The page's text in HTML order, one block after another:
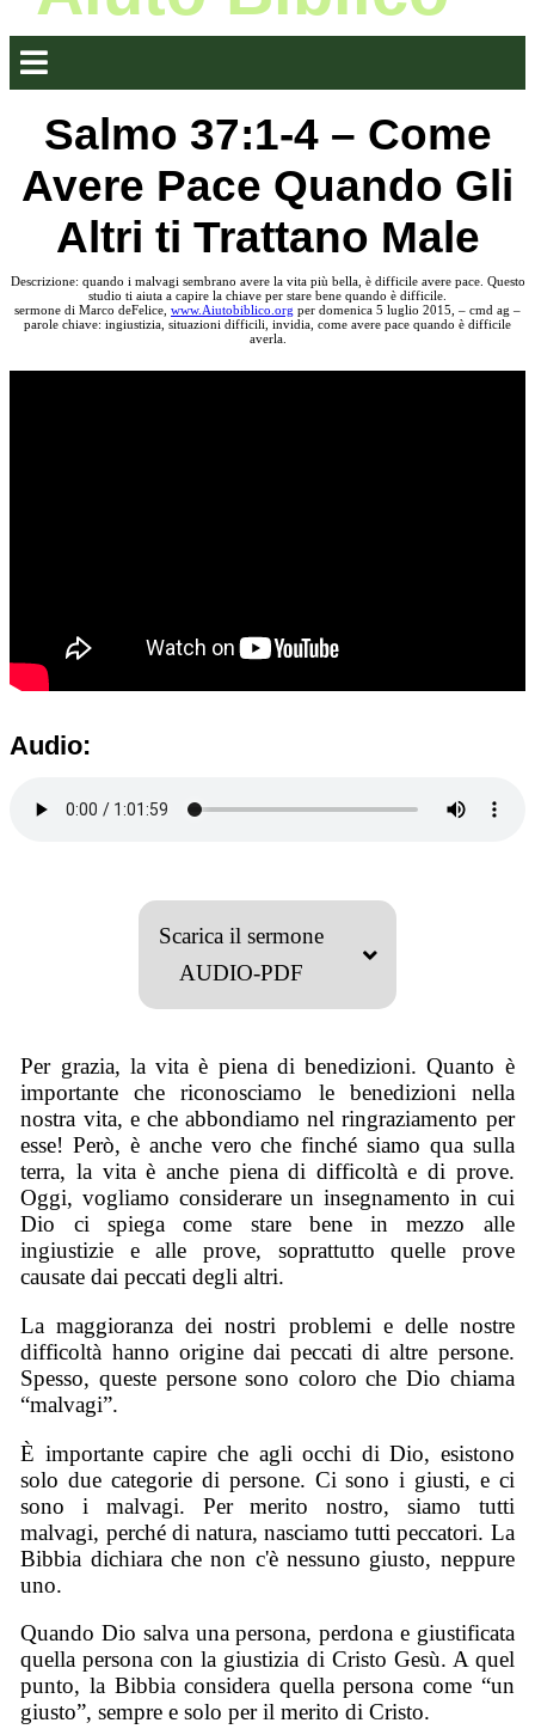
Salmo 37:1-4 – Come
Avere Pace Quando Gli
Altri ti Trattano Male
Descrizione: quando i malvagi sembrano avere la vita più bella, è difficile avere pace. Questo
studio ti aiuta a capire la chiave per stare bene quando è difficile.
sermone di Marco deFelice, www.Aiutobiblico.org per domenica 5 luglio 2015, – cmd ag –
parole chiave: ingiustizia, situazioni difficili, invidia, come avere pace quando è difficile
averla.
Audio:
Scarica il sermone
AUDIO-PDF
Per grazia, la vita è piena di benedizioni. Quanto è
importante che riconosciamo le benedizioni nella
nostra vita, e che abbondiamo nel ringraziamento per
esse! Però, è anche vero che finché siamo qua sulla
terra, la vita è anche piena di difficoltà e di prove.
Oggi, vogliamo considerare un insegnamento in cui
Dio ci spiega come stare bene in mezzo alle
ingiustizie e alle prove, soprattutto quelle prove
causate dai peccati degli altri.
La maggioranza dei nostri problemi e delle nostre
difficoltà hanno origine dai peccati di altre persone.
Spesso, queste persone sono coloro che Dio chiama
“malvagi”.
È importante capire che agli occhi di Dio, esistono
solo due categorie di persone. Ci sono i giusti, e ci
sono i malvagi. Per merito nostro, siamo tutti
malvagi, perché di natura, nasciamo tutti peccatori. La
Bibbia dichiara che non c'è nessuno giusto, neppure
uno.
Quando Dio salva una persona, perdona e giustificata
quella persona con la giustizia di Cristo Gesù. A quel
punto, la Bibbia considera quella persona come “un
giusto”, sempre e solo per il merito di Cristo.